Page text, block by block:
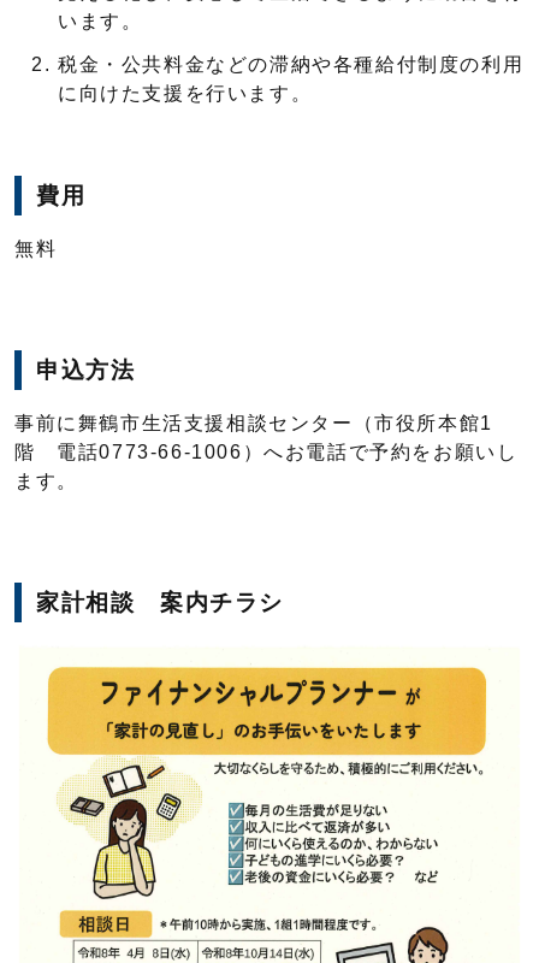
います。
税金・公共料金などの滞納や各種給付制度の利用
に向けた支援を行います。
費用
無料
申込方法
事前に舞鶴市生活支援相談センター（市役所本館1
階 電話0773-66-1006）へお電話で予約をお願いし
ます。
家計相談 案内チラシ